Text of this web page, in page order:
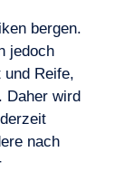
bergen.
jedoch
und Reife,
Daher wird
nach